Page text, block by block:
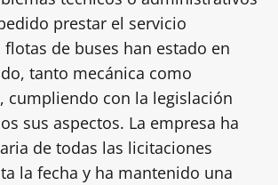
prestar el servicio
flotas de buses han estado en
tanto mecánica como
cumpliendo con la legislación
sus aspectos. La empresa ha
de todas las licitaciones
la fecha y ha mantenido una